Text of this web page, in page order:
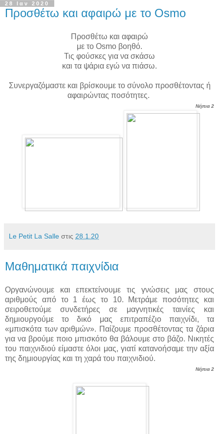
28 Ιαν 2020
Προσθέτω και αφαιρώ με το Osmo
Προσθέτω και αφαιρώ
με το Osmo βοηθό.
Τις φούσκες για να σκάσω
και τα ψάρια εγώ να πιάσω.
Συνεργαζόμαστε και βρίσκουμε το σύνολο προσθέτοντας ή
αφαιρώντας ποσότητες.
Νήπια 2
Le Petit La Salle στις 28.1.20
Μαθηματικά παιχνίδια
Οργανώνουμε και επεκτείνουμε τις γνώσεις μας στους
αριθμούς από το 1 έως το 10. Μετράμε ποσότητες και
σειροθετούμε συνδετήρες σε μαγνητικές ταινίες και
δημιουργούμε το δικό μας επιτραπέζιο παιχνίδι, τα
«μπισκότα των αριθμών». Παίζουμε προσθέτοντας τα ζάρια
για να βρούμε ποιo μπισκότο θα βάλουμε στο βάζο. Νικητές
του παιχνιδιού είμαστε όλοι μας, γιατί κατανοήσαμε την αξία
της δημιουργίας και τη χαρά του παιχνιδιού.
Νήπια 2